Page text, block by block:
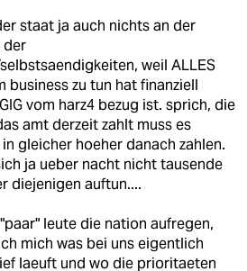
staat ja auch nichts an der
der
weil ALLES
business zu tun hat finanziell
vom harz4 bezug ist. sprich, die
amt derzeit zahlt muss es
gleicher hoeher danach zahlen.
ja ueber nacht nicht tausende
diejenigen auftun....
leute die nation aufregen,
mich was bei uns eigentlich
laeuft und wo die prioritaeten